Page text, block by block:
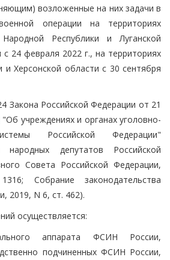
возложенные на них задачи в
операции на территориях
Республики и Луганской
24 февраля 2022 г., на территориях
и Херсонской области с 30 сентября
Закона Российской Федерации от 21
"Об учреждениях и органах уголовно-
Российской Федерации"
депутатов Российской
Совета Российской Федерации,
Собрание законодательства
2019, N 6, ст. 462).
осуществляется:
аппарата ФСИН России,
подчиненных ФСИН России,